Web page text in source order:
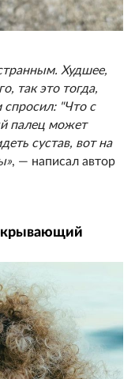
Худшее,
так это тогда,
спросил: "Что с
палец может
сустав, вот на
, — написал автор